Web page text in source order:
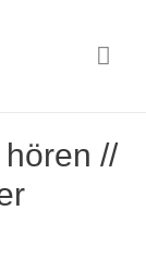
//